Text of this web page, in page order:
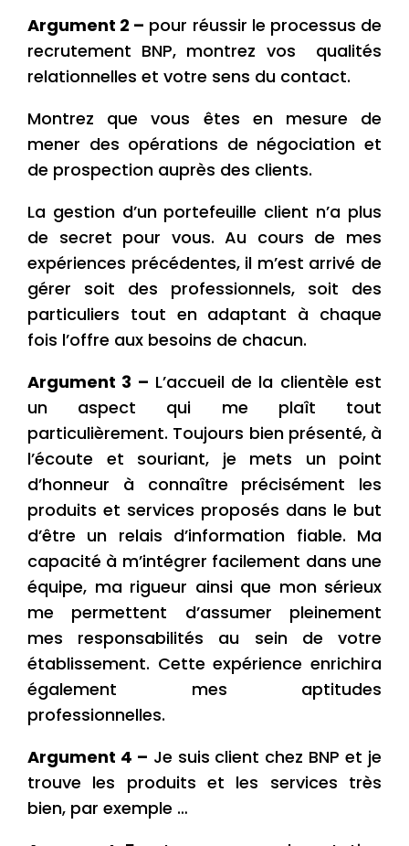
Argument 2 – pour réussir le processus de
recrutement BNP, montrez vos qualités
relationnelles et votre sens du contact.
Montrez que vous êtes en mesure de
mener des opérations de négociation et
de prospection auprès des clients.
La gestion d’un portefeuille client n’a plus
de secret pour vous. Au cours de mes
expériences précédentes, il m’est arrivé de
gérer soit des professionnels, soit des
particuliers tout en adaptant à chaque
fois l’offre aux besoins de chacun.
Argument 3 – L’accueil de la clientèle est
un aspect qui me plaît tout
particulièrement. Toujours bien présenté, à
l’écoute et souriant, je mets un point
d’honneur à connaître précisément les
produits et services proposés dans le but
d’être un relais d’information fiable. Ma
capacité à m’intégrer facilement dans une
équipe, ma rigueur ainsi que mon sérieux
me permettent d’assumer pleinement
mes responsabilités au sein de votre
établissement. Cette expérience enrichira
également mes aptitudes
professionnelles.
Argument 4 – Je suis client chez BNP et je
trouve les produits et les services très
bien, par exemple …